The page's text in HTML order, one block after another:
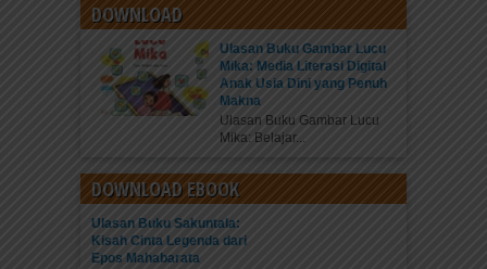
DOWNLOAD
Ulasan Buku Gambar Lucu
Mika: Media Literasi Digital
Anak Usia Dini yang Penuh
Makna
Ulasan Buku Gambar Lucu
Mika: Belajar...
DOWNLOAD EBOOK
Ulasan Buku Sakuntala:
Kisah Cinta Legenda dari
Epos Mahabarata